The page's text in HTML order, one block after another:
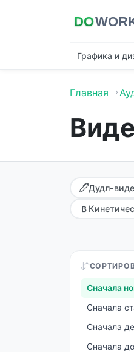
Графика и
Главная
Дудл-
Сначала
Сначала
Сначала
Сначала